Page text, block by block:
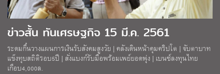
ข่าวสั้น ทันเศรษฐกิจ 15 มี.ค. 2561
ระดมกึ๋นวางแผนการเงินรับสังคมสูงวัย | คลังเดินหน้าคุมคริปโต | จับตาบาท
แข็งทุบสถิติรอบ5ปี | สั่งแบงก์รับมือพร้อมเพย์ยอดพุ่ง | เบนซ์ลงทุนไทย
เกือบ4,000ล.